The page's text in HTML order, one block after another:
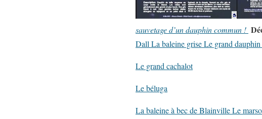
sauvetage d’un dauphin commun !
Dall La baleine griseLe grand dauphin
Le grand cachalot
Le béluga
La baleine à bec de BlainvilleLe